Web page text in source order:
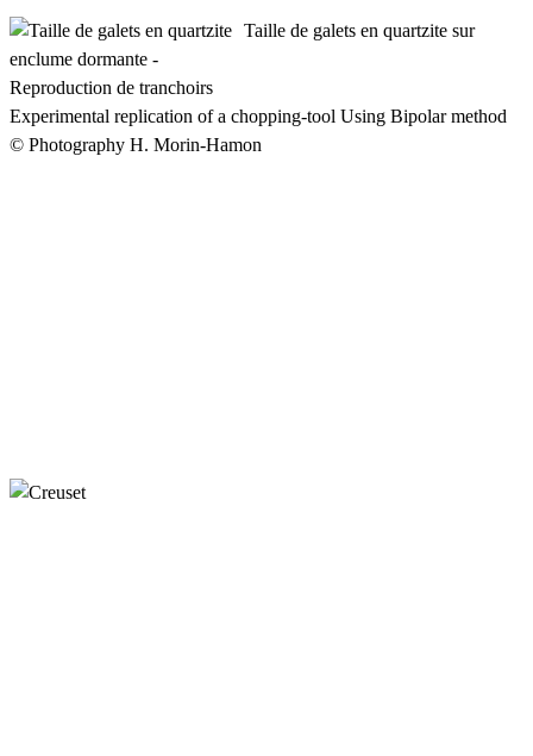
Taille de galets en quartzite sur
enclume dormante -
Reproduction de tranchoirs
Experimental replication of a chopping-tool Using Bipolar method
© Photography H. Morin-Hamon